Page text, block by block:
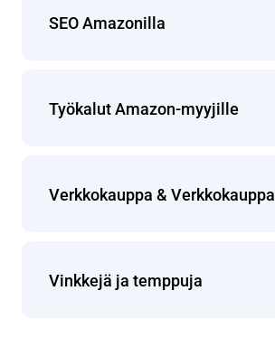
SEO Amazonilla
Työkalut Amazon-myyjille
Verkkokauppa & Verkkokauppa
Vinkkejä ja temppuja